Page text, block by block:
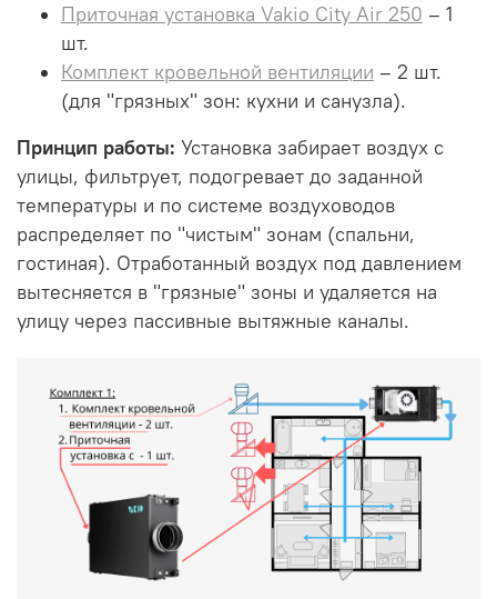
Приточная установка Vakio City Air 250 – 1
шт.
Комплект кровельной вентиляции – 2 шт.
(для "грязных" зон: кухни и санузла).
Принцип работы: Установка забирает воздух с
улицы, фильтрует, подогревает до заданной
температуры и по системе воздуховодов
распределяет по "чистым" зонам (спальни,
гостиная). Отработанный воздух под давлением
вытесняется в "грязные" зоны и удаляется на
улицу через пассивные вытяжные каналы.